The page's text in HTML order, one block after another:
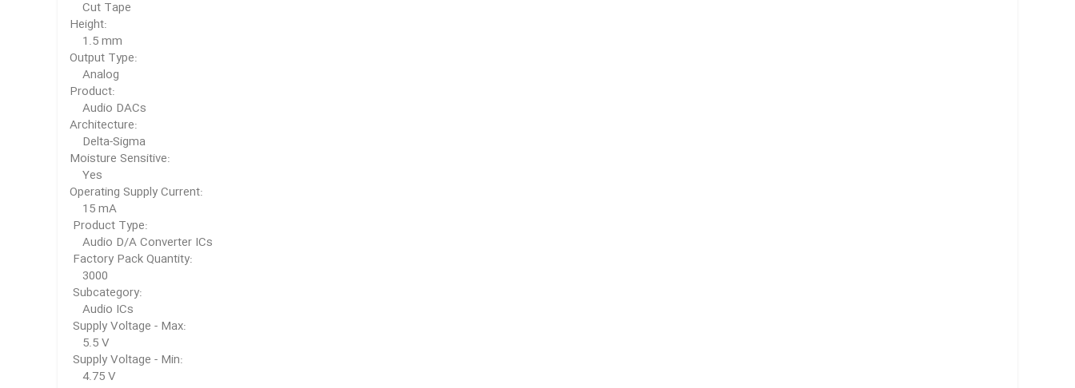
Cut Tape
Height:
1.5 mm
Output Type:
Analog
Product:
Audio DACs
Architecture:
Delta-Sigma
Moisture Sensitive:
Yes
Operating Supply Current:
15 mA
Product Type:
Audio D/A Converter ICs
Factory Pack Quantity:
3000
Subcategory:
Audio ICs
Supply Voltage - Max:
5.5 V
Supply Voltage - Min:
4.75 V